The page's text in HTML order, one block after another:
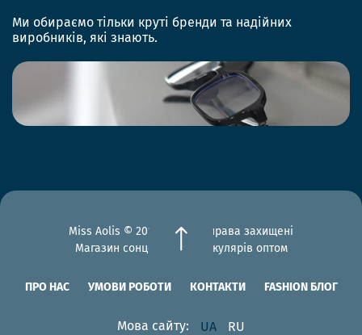
Ми обираємо тільки круті бренди та надійних
виробників, які знають.
Miss Aolis © 2012-2026 Всі права захищені
Магазин сонцезахисних окулярів оптом
ПРО НАС УМОВИ РОБОТИ КОНТАКТИ FASHION БЛОГ
Мова сайту: UA RU